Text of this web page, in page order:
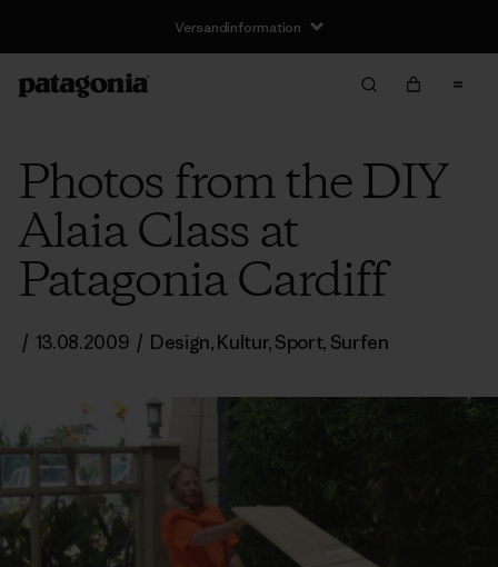
Versandinformation
Photos from the DIY
Alaia Class at
Patagonia Cardiff
/ 13.08.2009 / Design,Kultur,Sport, Surfen